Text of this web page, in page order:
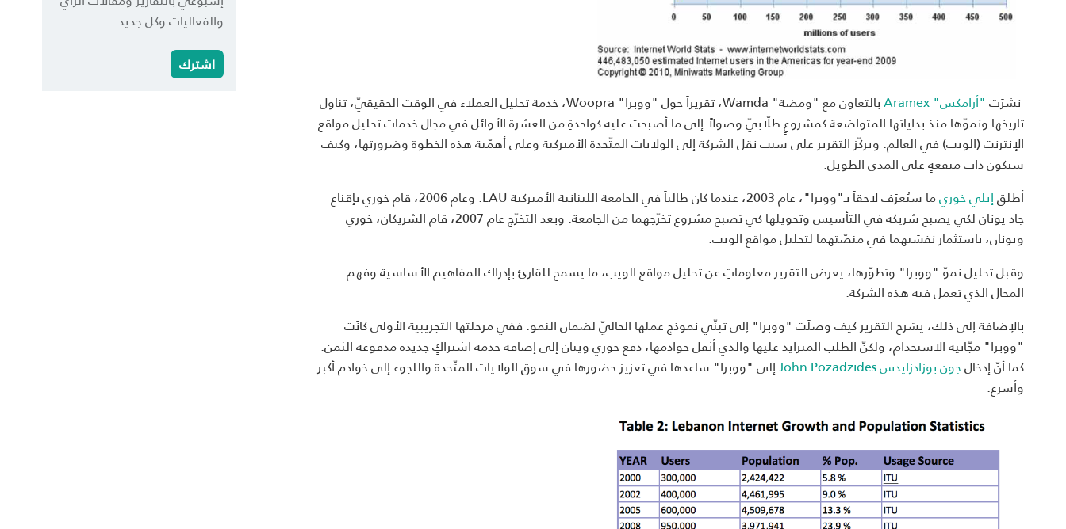
نشرَت"أرامكس" Aramex
بالتعاون مع "ومضة" Wamda، تقريراً حول "ووبرا" Woopra، خدمة تحليل العملاء في الوقت الحقيقيّ، تناول
تاريخها ونموّها منذ بداياتها المتواضعة كمشروعٍ طلّابيّ وصولاً إلى ما أصبحَت عليه كواحدةٍ من العشرة الأوائل في مجال خدمات تحليل مواقع
الإنترنت (الويب) في العالم. ويركّز التقرير على سبب نقل الشركة إلى الولايات المتّحدة الأميركية وعلى أهمّية هذه الخطوة وضرورتها، وكيف
ستكون ذات منفعةٍ على المدى الطويل.
أطلقإيلي خوري
ما سيُعرَف لاحقاً بـ"ووبرا"، عام 2003، عندما كان طالباً في الجامعة اللبنانية الأميركية LAU. وعام 2006، قام خوري بإقناع
جاد يونان لكي يصبح شريكه في التأسيس وتحويلها كي تصبح مشروع تخرّجهما من الجامعة. وبعد التخرّج عام 2007، قام الشريكان، خوري
ويونان، باستثمار نفسَيهما في منصّتهما لتحليل مواقع الويب.
وقبل تحليل نموّ "ووبرا" وتطوّرها، يعرض التقرير معلوماتٍ عن تحليل مواقع الويب، ما يسمح للقارئ بإدراك المفاهيم الأساسية وفهم
المجال الذي تعمل فيه هذه الشركة.
بالإضافة إلى ذلك، يشرح التقرير كيف وصلَت "ووبرا" إلى تبنّي نموذج عملها الحاليّ لضمان النمو. ففي مرحلتها التجريبية الأولى كانَت
"ووبرا" مجّانية الاستخدام، ولكنّ الطلب المتزايد عليها والذي أثقل خوادمها، دفع خوري وينان إلى إضافة خدمة اشتراكٍ جديدة مدفوعة الثمن.
كما أنّ إدخالجون بوزادزايدس John Pozadzides
إلى "ووبرا" ساعدها في تعزيز حضورها في سوق الولايات المتّحدة واللجوء إلى خوادم أكبر
وأسرع.
والفعاليات وكل جديد.
اشترك